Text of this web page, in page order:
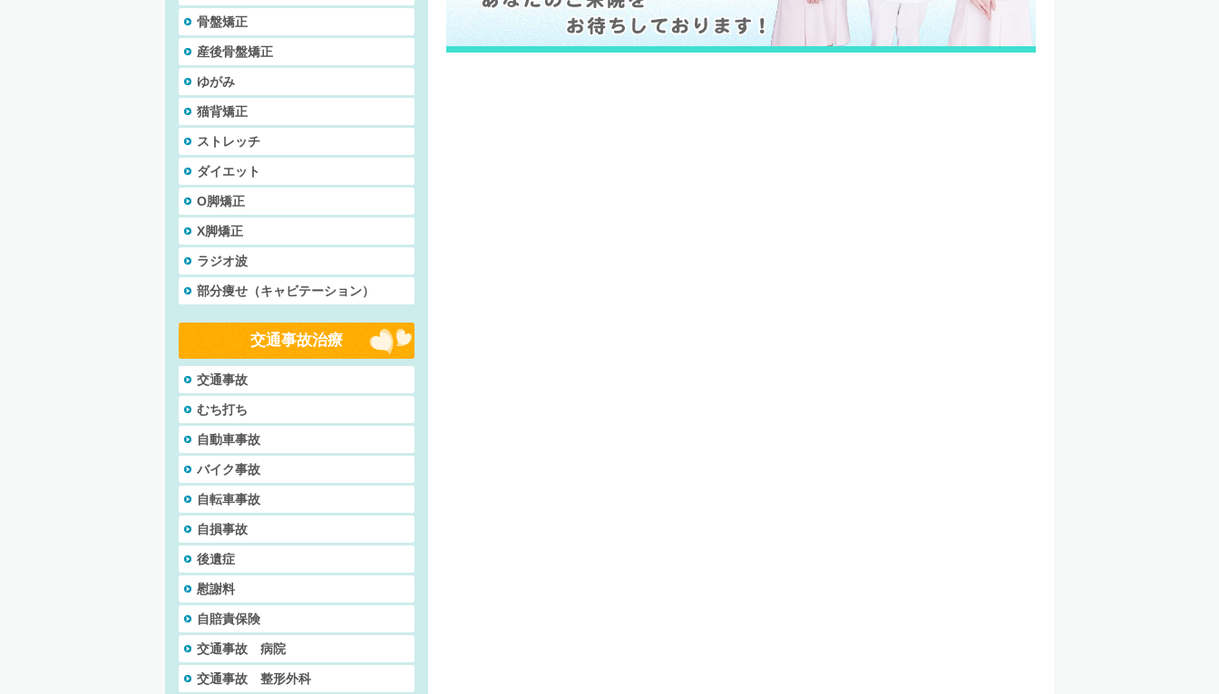
骨盤矯正
産後骨盤矯正
ゆがみ
猫背矯正
ストレッチ
ダイエット
O脚矯正
X脚矯正
ラジオ波
部分痩せ（キャビテーション）
交通事故治療
交通事故
むち打ち
自動車事故
バイク事故
自転車事故
自損事故
後遺症
慰謝料
自賠責保険
交通事故 病院
交通事故 整形外科